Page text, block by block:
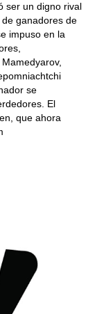
ser un digno rival
ganadores de
impuso en la
se
El
que ahora